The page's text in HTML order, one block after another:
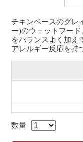
チキンベースのグレ
ー)のウェットフー
をバランスよく加え
アレルギー反応を持
数量